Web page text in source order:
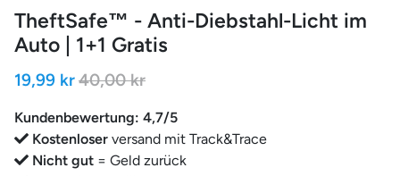
TheftSafe™ - Anti-Diebstahl-Licht im
Auto | 1+1 Gratis
19,99 kr40,00 kr
Kundenbewertung: 4,7/5
Kostenloser versand mit Track&Trace
Nicht gut = Geld zurück